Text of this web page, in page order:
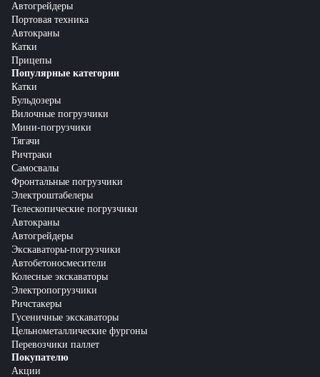
Автогрейдеры
Портовая техника
Автокраны
Катки
Прицепы
Популярные категории
Катки
Бульдозеры
Вилочные погрузчики
Мини-погрузчики
Тягачи
Ричтраки
Самосвалы
Фронтальные погрузчики
Электроштабелеры
Телескопические погрузчики
Автокраны
Автогрейдеры
Экскаваторы-погрузчики
Автобетоносмесители
Колесные экскаваторы
Электропогрузчики
Ричстакеры
Гусеничные экскаваторы
Цельнометаллические фургоны
Перевозчики паллет
Покупателю
Акции